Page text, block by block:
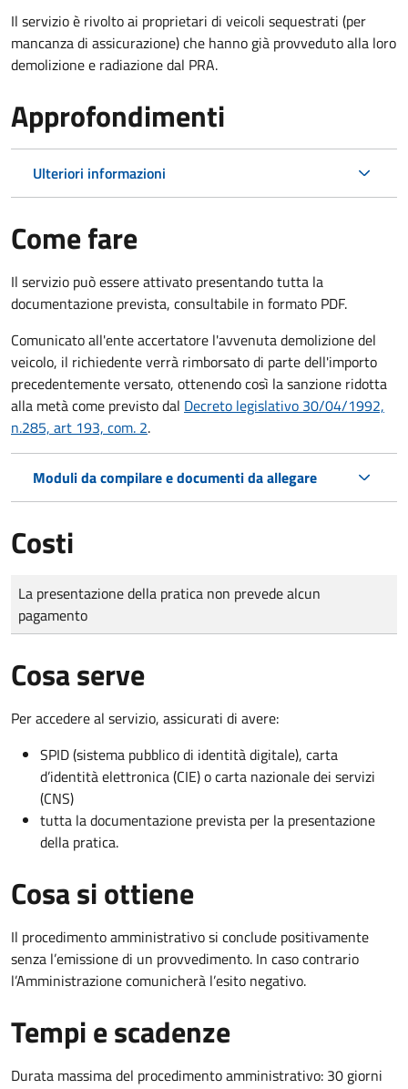
Il servizio è rivolto ai proprietari di veicoli sequestrati (per
mancanza di assicurazione) che hanno già provveduto alla loro
demolizione e radiazione dal PRA.
Approfondimenti
Ulteriori informazioni
Come fare
Il servizio può essere attivato presentando tutta la
documentazione prevista, consultabile in formato PDF.
Comunicato all'ente accertatore l'avvenuta demolizione del
veicolo, il richiedente verrà rimborsato di parte dell'importo
precedentemente versato, ottenendo così la sanzione ridotta
alla metà come previsto dal Decreto legislativo 30/04/1992,
n.285, art 193, com. 2.
Moduli da compilare e documenti da allegare
Costi
Tipo di pagamento
Importo
La presentazione della pratica non prevede alcun
pagamento
Cosa serve
Per accedere al servizio, assicurati di avere:
SPID (sistema pubblico di identità digitale), carta
d’identità elettronica (CIE) o carta nazionale dei servizi
(CNS)
tutta la documentazione prevista per la presentazione
della pratica.
Cosa si ottiene
Il procedimento amministrativo si conclude positivamente
senza l’emissione di un provvedimento. In caso contrario
l’Amministrazione comunicherà l’esito negativo.
Tempi e scadenze
Durata massima del procedimento amministrativo: 30 giorni